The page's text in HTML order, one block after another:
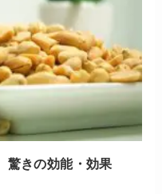
驚きの効能・効果